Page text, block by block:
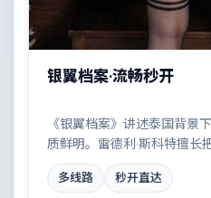
银翼档案·流畅秒开
《银翼档案》讲述泰国背景
质鲜明。雷德利·斯科特擅长
樱、黄渤、朱一龙共同撑起
时代变迁交织成一曲悲歌。
多线路 秒开直达